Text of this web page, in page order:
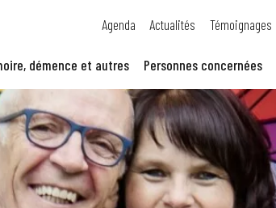
Agenda Actualités Témoignages
démence et autres Personnes concernées